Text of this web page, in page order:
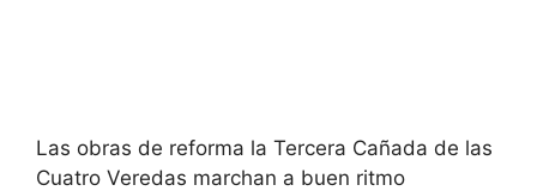
Las obras de reforma la Tercera Cañada de las
Cuatro Veredas marchan a buen ritmo